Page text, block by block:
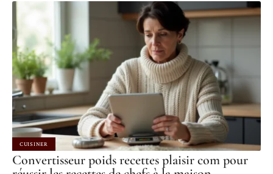
CUISINER
Convertisseur poids recettes plaisir com pour